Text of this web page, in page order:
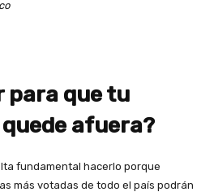
para que tu
afuera?
fundamental hacerlo porque
más votadas de todo el país podrán